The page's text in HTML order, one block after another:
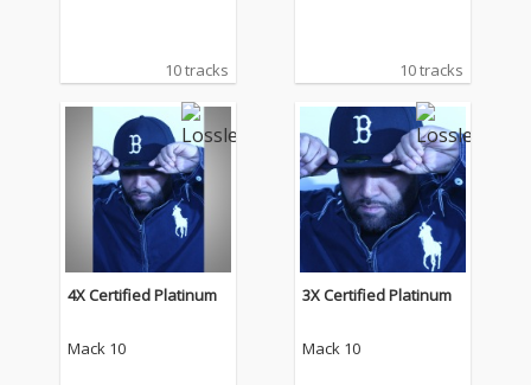
10 tracks 10 tracks
4X Certified Platinum
Mack 10
3X Certified Platinum
Mack 10